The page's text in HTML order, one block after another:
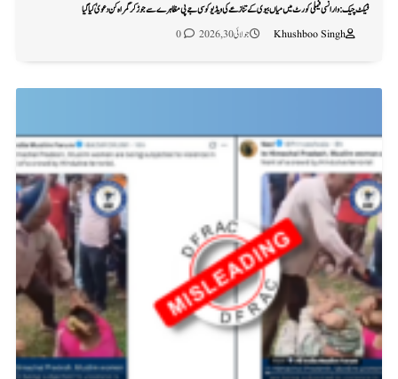
فیکٹ چیک: وارانسی فیملی کورٹ میں میاں بیوی کے تنازعے کی ویڈیو کو سی جے پی مظاہرے سے جوڑ کر گمراہ کن دعویٰ کیا گیا
Khushboo Singh
جولائی 30, 2026 0